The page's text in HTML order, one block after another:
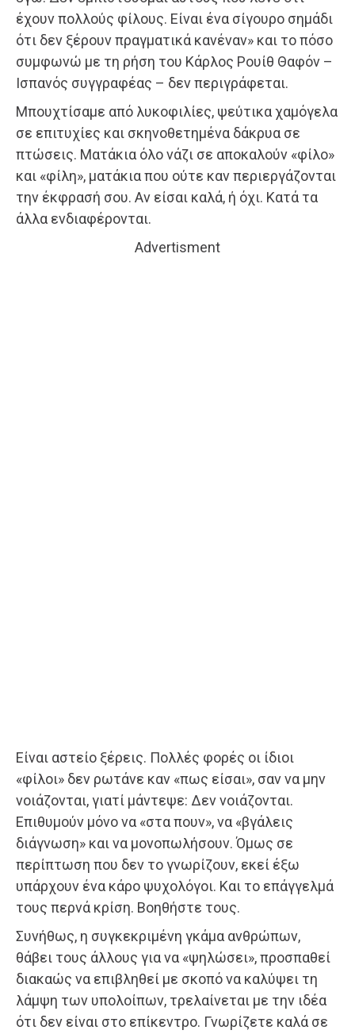
έχουν πολλούς φίλους. Είναι ένα σίγουρο σημάδι
ότι δεν ξέρουν πραγματικά κανέναν» και το πόσο
συμφωνώ με τη ρήση του Κάρλος Ρουίθ Θαφόν –
Ισπανός συγγραφέας – δεν περιγράφεται.
Μπουχτίσαμε από λυκοφιλίες, ψεύτικα χαμόγελα
σε επιτυχίες και σκηνοθετημένα δάκρυα σε
πτώσεις. Ματάκια όλο νάζι σε αποκαλούν «φίλο»
και «φίλη», ματάκια που ούτε καν περιεργάζονται
την έκφρασή σου. Αν είσαι καλά, ή όχι. Κατά τα
άλλα ενδιαφέρονται.
Advertisment
Είναι αστείο ξέρεις. Πολλές φορές οι ίδιοι
«φίλοι» δεν ρωτάνε καν «πως είσαι», σαν να μην
νοιάζονται, γιατί μάντεψε: Δεν νοιάζονται.
Επιθυμούν μόνο να «στα πουν», να «βγάλεις
διάγνωση» και να μονοπωλήσουν. Όμως σε
περίπτωση που δεν το γνωρίζουν, εκεί έξω
υπάρχουν ένα κάρο ψυχολόγοι. Και το επάγγελμά
τους περνά κρίση. Βοηθήστε τους.
Συνήθως, η συγκεκριμένη γκάμα ανθρώπων,
θάβει τους άλλους για να «ψηλώσει», προσπαθεί
διακαώς να επιβληθεί με σκοπό να καλύψει τη
λάμψη των υπολοίπων, τρελαίνεται με την ιδέα
ότι δεν είναι στο επίκεντρο. Γνωρίζετε καλά σε